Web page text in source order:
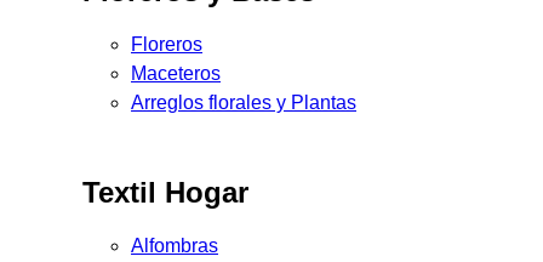
Floreros
Maceteros
Arreglos florales y Plantas
Textil Hogar
Alfombras